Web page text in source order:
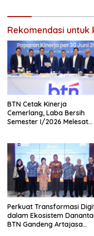
Rekomendasi untuk
BTN Cetak Kinerja
Cemerlang, Laba Bersih
Semester I/2026 Melesat
Perkuat Transformasi
dalam Ekosistem
BTN Gandeng Artajasa